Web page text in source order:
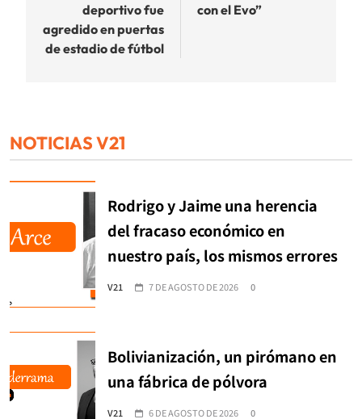
entradas
deportivo fue
agredido en puertas
de estadio de fútbol
con el Evo”
NOTICIAS V21
Rodrigo y Jaime una herencia
del fracaso económico en
nuestro país, los mismos errores
V21 7 DE AGOSTO DE 2026 0
Bolivianización, un pirómano en
una fábrica de pólvora
V21 6 DE AGOSTO DE 2026 0